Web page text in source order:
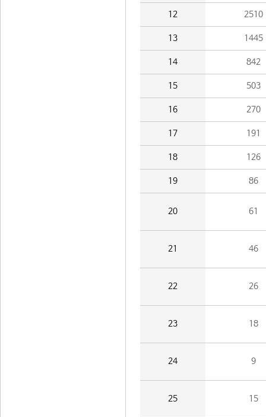
12 2510
13 1445
14 842
15 503
16 270
17 191
18 126
19 86
20 61
21 46
22 26
23 18
24 9
25 15